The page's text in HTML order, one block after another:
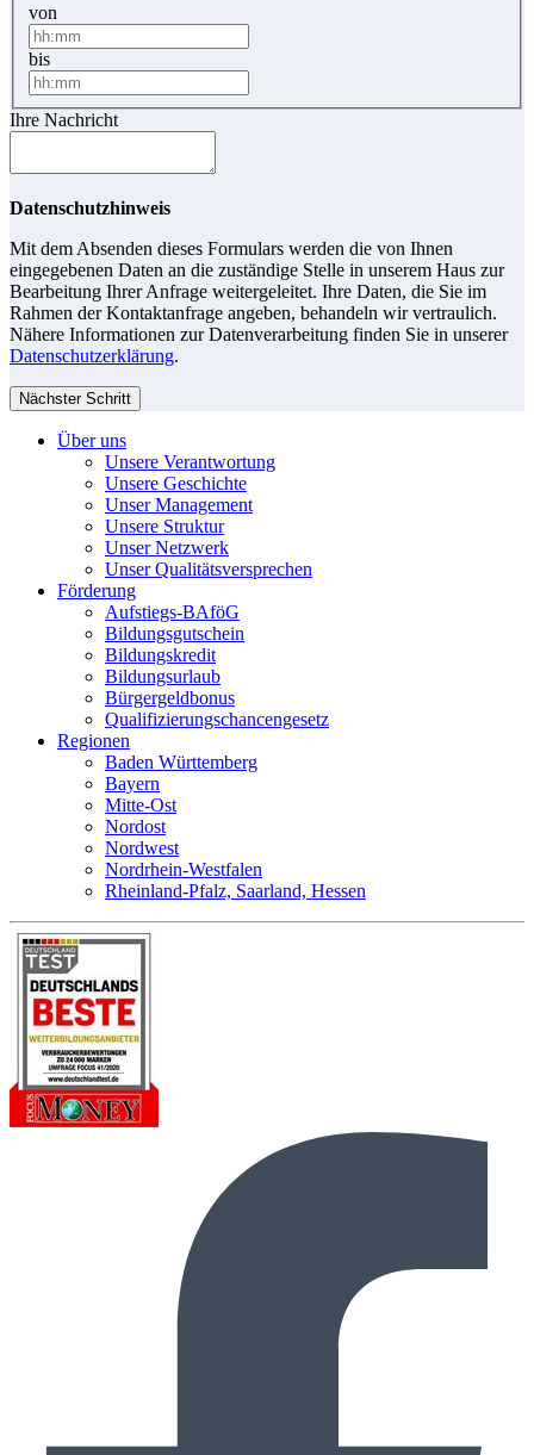
von
bis
Ihre Nachricht
Datenschutzhinweis
Mit dem Absenden dieses Formulars werden die von Ihnen
eingegebenen Daten an die zuständige Stelle in unserem Haus zur
Bearbeitung Ihrer Anfrage weitergeleitet. Ihre Daten, die Sie im
Rahmen der Kontaktanfrage angeben, behandeln wir vertraulich.
Nähere Informationen zur Datenverarbeitung finden Sie in unserer
Datenschutzerklärung.
Nächster Schritt
Über uns
Unsere Verantwortung
Unsere Geschichte
Unser Management
Unsere Struktur
Unser Netzwerk
Unser Qualitätsversprechen
Förderung
Aufstiegs-BAföG
Bildungsgutschein
Bildungskredit
Bildungsurlaub
Bürgergeldbonus
Qualifizierungschancengesetz
Regionen
Baden Württemberg
Bayern
Mitte-Ost
Nordost
Nordwest
Nordrhein-Westfalen
Rheinland-Pfalz, Saarland, Hessen